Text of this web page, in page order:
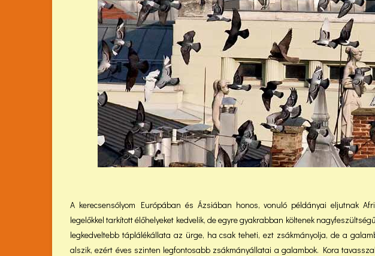
A kerecsensólyom Európában és Ázsiában honos, vonuló példányai eljutnak
legelőkkel tarkított élőhelyeket kedvelik, de egyre gyakrabban költenek
legkedveltebb táplálékállata az ürge, ha csak teheti, ezt zsákmányolja, de a
alszik, ezért éves szinten legfontosabb zsákmányállatai a galambok. Kora